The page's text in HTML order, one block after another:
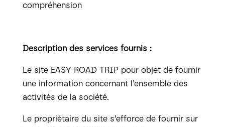
compréhension
Description des services fournis :
Le site EASY ROAD TRIP pour objet de fournir
une information concernant l’ensemble des
activités de la société.
Le propriétaire du site s’efforce de fournir sur